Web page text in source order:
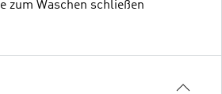
zum Waschen schließen